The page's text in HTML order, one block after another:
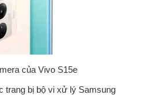
của Vivo S15e
trang bị bộ vi xử lý Samsung